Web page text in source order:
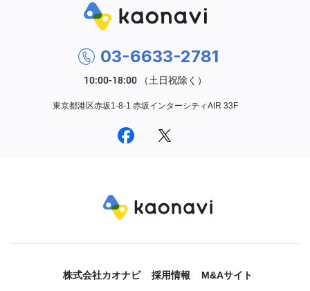
03-6633-2781
東京都港区赤坂1-8-1 赤坂インターシティAIR 33F
株式会社カオナビ 採用情報 M&Aサイト